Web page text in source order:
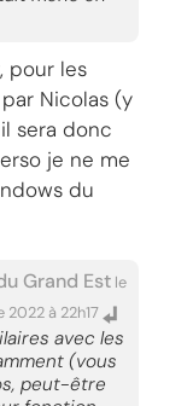
pour les
Nicolas (y
sera donc
je ne me
du
Grand Est le
à 22h17
avec les
(vous
peut-être